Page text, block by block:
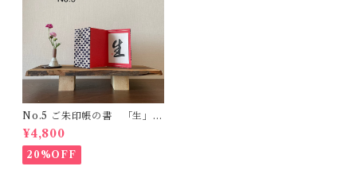
No.5 ご朱印帳の書 「生」一
点もの
¥4,800
20%OFF